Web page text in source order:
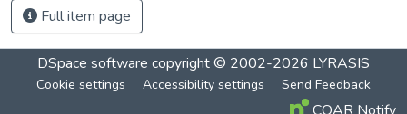
Full item page
DSpace software copyright © 2002-2026 LYRASIS
Cookie settings Accessibility settings Send Feedback